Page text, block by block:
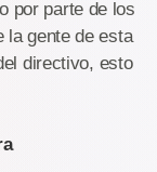
por parte de los
la gente de esta
directivo, esto